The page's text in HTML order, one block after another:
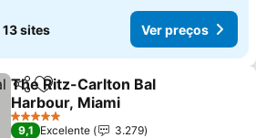
13 sites Ver preços
PartilharAdicionar aos favoritos
The Ritz-Carlton Bal
Harbour, Miami
Ver preços
5 Estrelas
9,1 Excelente
3.279